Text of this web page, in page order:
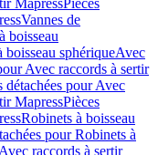
MapressPièces
Vannes de
boisseau
boisseau sphériqueAvec
Avec raccords à sertir
détachées pour Avec
MapressPièces
Robinets à boisseau
pour Robinets à
Avec raccords à sertir